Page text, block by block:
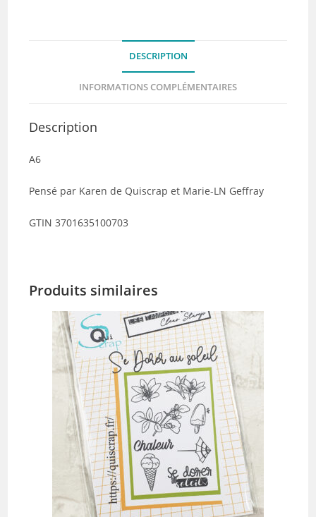
DESCRIPTION
INFORMATIONS COMPLÉMENTAIRES
Description
A6
Pensé par Karen de Quiscrap et Marie-LN Geffray
GTIN 3701635100703
Produits similaires